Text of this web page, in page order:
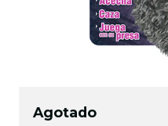
Agotado